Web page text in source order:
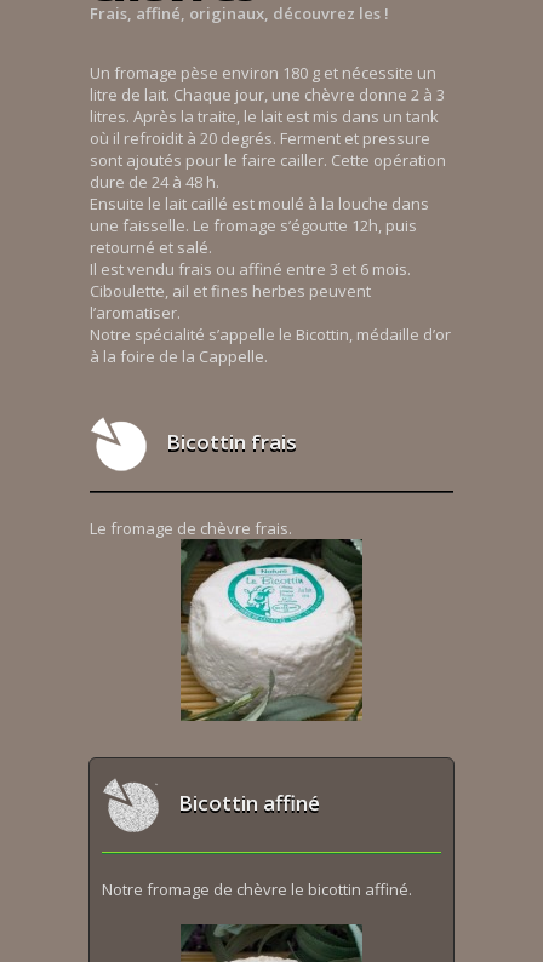
Frais, affiné, originaux, découvrez les !
Un fromage pèse environ 180 g et nécessite un
litre de lait. Chaque jour, une chèvre donne 2 à 3
litres. Après la traite, le lait est mis dans un tank
où il refroidit à 20 degrés. Ferment et pressure
sont ajoutés pour le faire cailler. Cette opération
dure de 24 à 48 h.
Ensuite le lait caillé est moulé à la louche dans
une faisselle. Le fromage s’égoutte 12h, puis
retourné et salé.
Il est vendu frais ou affiné entre 3 et 6 mois.
Ciboulette, ail et fines herbes peuvent
l’aromatiser.
Notre spécialité s’appelle le Bicottin, médaille d’or
à la foire de la Cappelle.
Bicottin frais
Le fromage de chèvre frais.
Bicottin affiné
Notre fromage de chèvre le bicottin affiné.